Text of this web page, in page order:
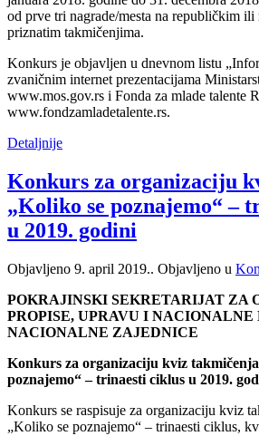
od prve tri nagrade/mesta na republičkim ili
priznatim takmičenjima.
Konkurs je objavljen u dnevnom listu
zvaničnim internet prezentacijama
www.mos.gov.rs i Fonda za mlade talente
www.fondzamladetalente.rs.
Detaljnije
Konkurs za organizaciju
„Koliko se poznajemo“ –
u 2019. godini
Objavljeno 9. april 2019.. Objavljeno u
POKRAJINSKI SEKRETARIJAT ZA
PROPISE, UPRAVU I NACIONALNE
NACIONALNE ZAJEDNICE
Konkurs za organizaciju kviz
poznajemo“ – trinaesti ciklus u 2019.
Konkurs se raspisuje za organizaciju kviz
„Koliko se poznajemo“ – trinaesti ciklus,